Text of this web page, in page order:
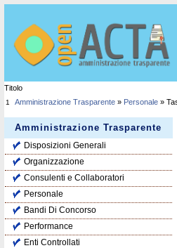
Titolo
1 Amministrazione Trasparente » Personale »
Amministrazione Trasparente
Disposizioni Generali
Organizzazione
Consulenti e Collaboratori
Personale
Bandi Di Concorso
Performance
Enti Controllati